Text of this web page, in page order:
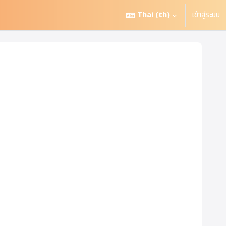
Thai ‎(th)‎ เข้าสู่ระบบ